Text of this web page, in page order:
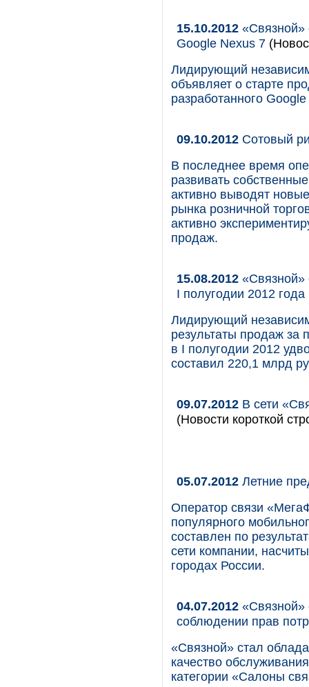
15.10.2012 «Связной»
Google Nexus 7
Лидирующий
объявляет о старте
разработанного
09.10.2012 Сотовый
В последнее время
развивать
активно выводят
рынка розничной
активно
продаж.
15.08.2012 «Связной»
I полугодии 2012 года
Лидирующий
результаты продаж за
в I полугодии 2012
составил 220,1 млрд
09.07.2012 В сети
(Новости короткой
05.07.2012 Летние
Оператор связи
популярного
составлен по
сети компании,
городах России.
04.07.2012 «Связной»
соблюдении прав
«Связной» стал
качество
категории «Салоны